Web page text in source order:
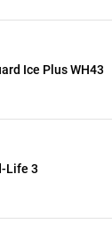
Ice Plus WH43
Life 3